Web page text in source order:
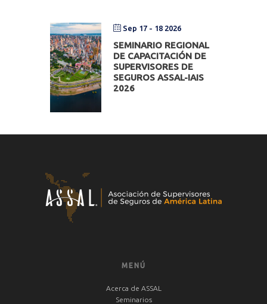
Sep 17 - 18 2026
SEMINARIO REGIONAL
DE CAPACITACIÓN DE
SUPERVISORES DE
SEGUROS ASSAL-IAIS
2026
MENÚ
Acerca de ASSAL
Seminarios